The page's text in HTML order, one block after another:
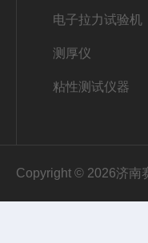
电子拉力试验机
测厚仪
粘性测试仪器
Copyright © 2026济